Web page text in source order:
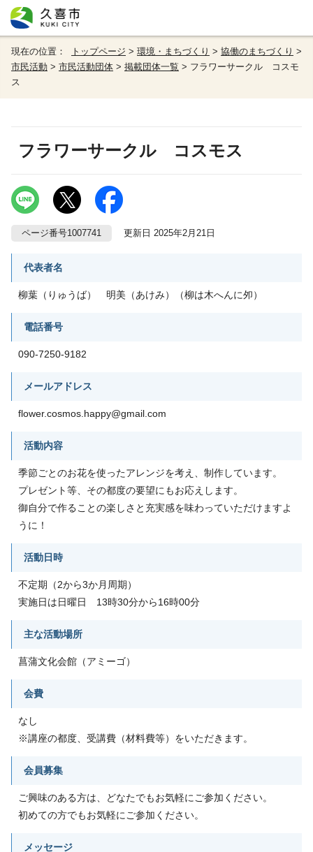
現在の位置： トップページ > 環境・まちづくり > 協働のまちづくり >
市民活動 > 市民活動団体 > 掲載団体一覧 > フラワーサークル コスモ
ス
フラワーサークル コスモス
ページ番号1007741 更新日 2025年2月21日
代表者名
柳葉（りゅうば） 明美（あけみ）（柳は木へんに夘）
電話番号
090-7250-9182
メールアドレス
flower.cosmos.happy@gmail.com
活動内容
季節ごとのお花を使ったアレンジを考え、制作しています。
プレゼント等、その都度の要望にもお応えします。
御自分で作ることの楽しさと充実感を味わっていただけますよ
うに！
活動日時
不定期（2から3か月周期）
実施日は日曜日 13時30分から16時00分
主な活動場所
菖蒲文化会館（アミーゴ）
会費
なし
※講座の都度、受講費（材料費等）をいただきます。
会員募集
ご興味のある方は、どなたでもお気軽にご参加ください。
初めての方でもお気軽にご参加ください。
メッセージ